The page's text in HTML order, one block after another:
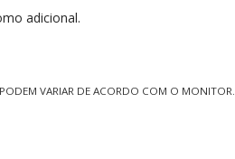
adicional.
VARIAR DE ACORDO COM O MONITOR.